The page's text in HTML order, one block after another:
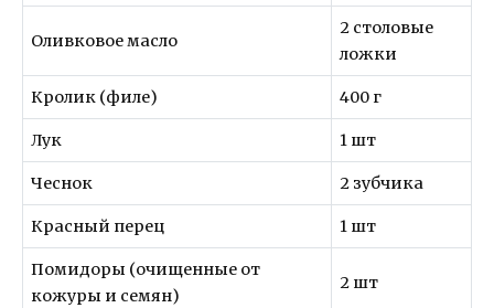
Оливковое масло
2 столовые
ложки
Кролик (филе) 400 г
Лук 1 шт
Чеснок 2 зубчика
Красный перец 1 шт
Помидоры (очищенные от
кожуры и семян)
2 шт